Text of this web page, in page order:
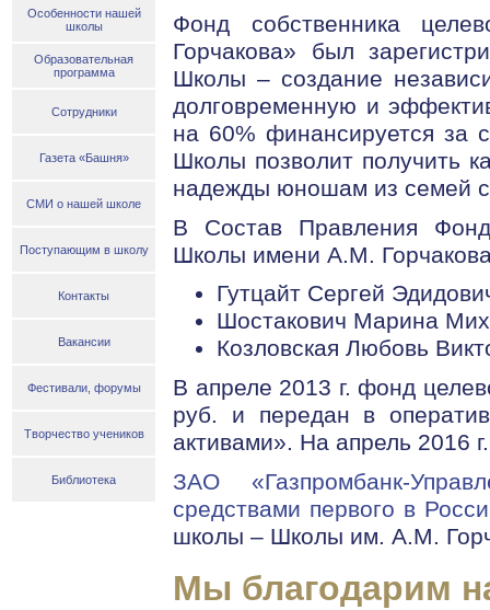
Особенности нашей
школы
Образовательная
программа
Сотрудники
Газета «Башня»
СМИ о нашей школе
Поступающим в школу
Контакты
Вакансии
Фестивали, форумы
Творчество учеников
Библиотека
Фонд собственника
Горчакова» был
Школы – создание
долговременную и
на 60% финансируется за
Школы позволит получить
надежды юношам из семей
В Состав Правления
Школы имени А.М.
Гутцайт Сергей
Шостакович Марина
Козловская Любовь
В апреле 2013 г. фонд
руб. и передан в
активами». На апрель 2016
ЗАО «Газпромбанк-
средствами первого в
школы – Школы им. А.М.
Мы благодарим